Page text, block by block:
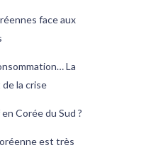
face aux
La
la crise
Corée du Sud ?
est très